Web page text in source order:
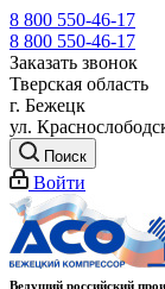
8 800 550-46-17
8 800 550-46-17
Заказать звонок
Тверская область
г. Бежецк
ул.
Поиск
Войти
Ведущий российский